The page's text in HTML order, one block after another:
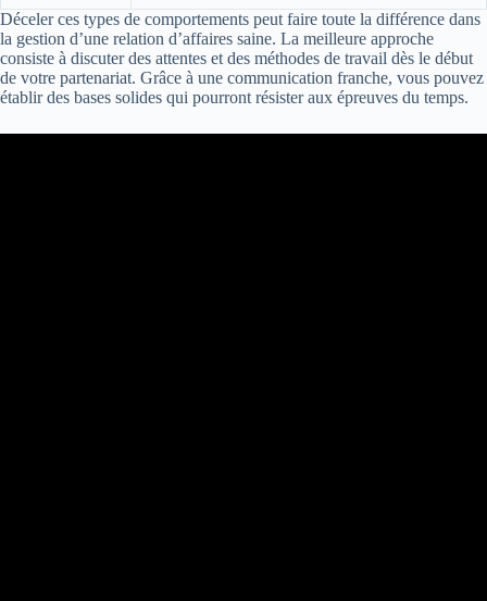
Déceler ces types de comportements peut faire toute la différence dans
la gestion d’une relation d’affaires saine. La meilleure approche
consiste à discuter des attentes et des méthodes de travail dès le début
de votre partenariat. Grâce à une communication franche, vous pouvez
établir des bases solides qui pourront résister aux épreuves du temps.